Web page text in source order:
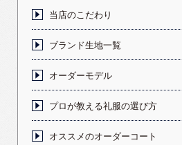
当店のこだわり
ブランド生地一覧
オーダーモデル
プロが教える礼服の選び方
オススメのオーダーコート